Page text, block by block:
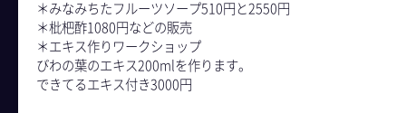
＊みなみちたフルーツソープ510円と2550円
＊枇杷酢1080円などの販売
＊エキス作りワークショップ
びわの葉のエキス200mlを作ります。
できてるエキス付き3000円